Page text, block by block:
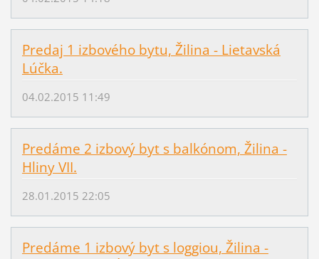
Predaj 1 izbového bytu, Žilina - Lietavská
Lúčka.
04.02.2015 11:49
Predáme 2 izbový byt s balkónom, Žilina -
Hliny VII.
28.01.2015 22:05
Predáme 1 izbový byt s loggiou, Žilina -